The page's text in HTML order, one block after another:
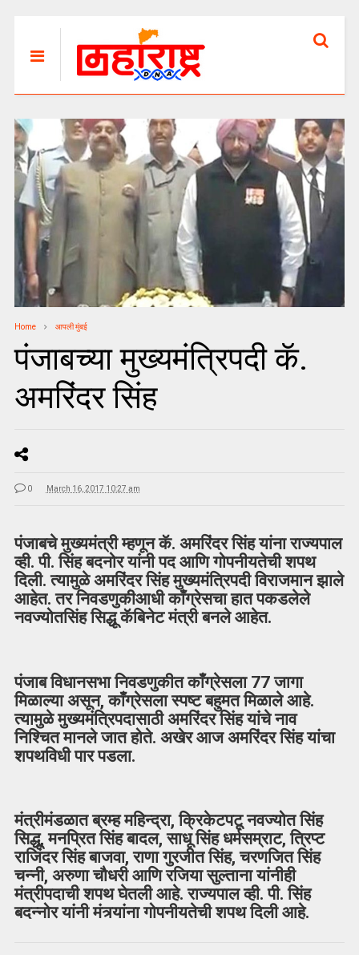
Home आपली मुंबई
पंजाबच्या मुख्यमंत्रिपदी कॅ.
अमरिंदर सिंह
0 March 16, 2017 10:27 am
पंजाबचे मुख्यमंत्री म्हणून कॅ. अमरिंदर सिंह यांना राज्यपाल
व्ही. पी. सिंह बदनोर यांनी पद आणि गोपनीयतेची शपथ
दिली. त्यामुळे अमरिंदर सिंह मुख्यमंत्रिपदी विराजमान झाले
आहेत. तर निवडणुकीआधी काँग्रेसचा हात पकडलेले
नवज्योतसिंह सिद्धू कॅबिनेट मंत्री बनले आहेत.
पंजाब विधानसभा निवडणुकीत काँग्रेसला 77 जागा
मिळाल्या असून, काँग्रेसला स्पष्ट बहुमत मिळाले आहे.
त्यामुळे मुख्यमंत्रिपदासाठी अमरिंदर सिंह यांचे नाव
निश्चित मानले जात होते. अखेर आज अमरिंदर सिंह यांचा
शपथविधी पार पडला.
मंत्रीमंडळात ब्रम्ह महिन्द्रा, क्रिकेटपटू नवज्योत सिंह
सिद्धू, मनप्रित सिंह बादल, साधू सिंह धर्मसम्राट, त्रिप्ट
राजिंदर सिंह बाजवा, राणा गुरजीत सिंह, चरणजित सिंह
चन्नी, अरुणा चौधरी आणि रजिया सुल्ताना यांनीही
मंत्रीपदाची शपथ घेतली आहे. राज्यपाल व्ही. पी. सिंह
बदन्नोर यांनी मंत्र्यांना गोपनीयतेची शपथ दिली आहे.